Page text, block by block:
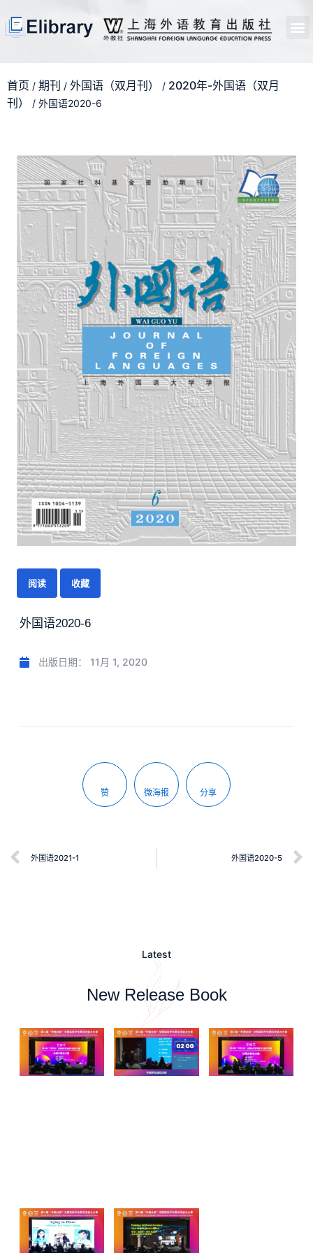
首页 / 期刊 / 外国语（双月刊） / 2020年-外国语（双月
刊）
/ 外国语2020-6
阅读 收藏
外国语2020-6
出版日期： 11月 1, 2020
赞 微海报 分享
外国语2021-1 外国语2020-5
Latest
New Release Book